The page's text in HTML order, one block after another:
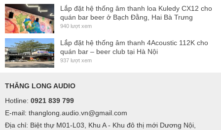
Lắp đặt hệ thống âm thanh loa Kuledy CX12 cho
quán bar beer ở Bạch Đằng, Hai Bà Trưng
940 lượt xem
Lắp đặt hệ thống âm thanh 4Acoustic 112K cho
quán bar – beer club tại Hà Nội
937 lượt xem
THĂNG LONG AUDIO
Hotline: 0921 839 799
E-mail: thanglong.audio.vn@gmail.com
Địa chỉ: Biệt thự M01-L03, Khu A - Khu đô thị mới Dương Nội,